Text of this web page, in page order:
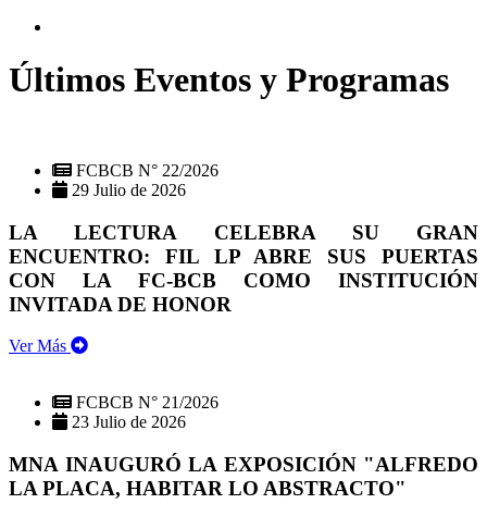
Últimos Eventos y Programas
FCBCB N° 22/2026
29 Julio de 2026
LA LECTURA CELEBRA SU GRAN
ENCUENTRO: FIL LP ABRE SUS PUERTAS
CON LA FC-BCB COMO INSTITUCIÓN
INVITADA DE HONOR
Ver Más
FCBCB N° 21/2026
23 Julio de 2026
MNA INAUGURÓ LA EXPOSICIÓN "ALFREDO
LA PLACA, HABITAR LO ABSTRACTO"